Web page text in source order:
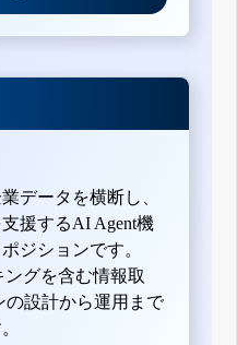
データを横断し、
援するAI Agent機
ジションです。
グを含む情報取
の設計から運用まで